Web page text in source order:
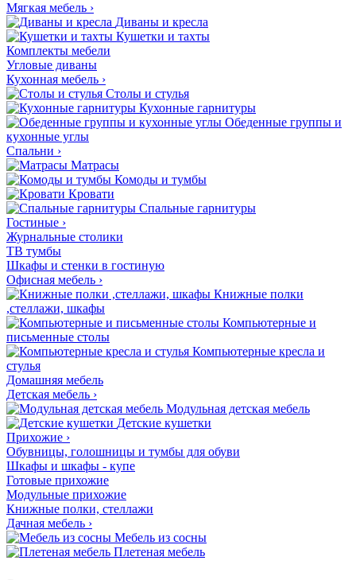
Мягкая мебель ›
Диваны и кресла
Кушетки и тахты
Комплекты мебели
Угловые диваны
Кухонная мебель ›
Столы и стулья
Кухонные гарнитуры
Обеденные группы и
кухонные углы
Спальни ›
Матрасы
Комоды и тумбы
Кровати
Спальные гарнитуры
Гостиные ›
Журнальные столики
ТВ тумбы
Шкафы и стенки в гостиную
Офисная мебель ›
Книжные полки
,стеллажи, шкафы
Компьютерные и
письменные столы
Компьютерные кресла и
стулья
Домашняя мебель
Детская мебель ›
Модульная детская мебель
Детские кушетки
Прихожие ›
Обувницы, голошницы и тумбы для обуви
Шкафы и шкафы - купе
Готовые прихожие
Модульные прихожие
Книжные полки, стеллажи
Дачная мебель ›
Мебель из сосны
Плетеная мебель